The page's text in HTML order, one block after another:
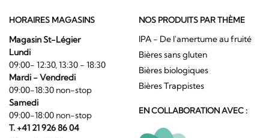
HORAIRES MAGASINS
Magasin St-Légier
Lundi
09:00- 12:30, 13:30 - 18:30
Mardi - Vendredi
09:00-18:30 non-stop
Samedi
09:00-18:00 non-stop
T. +41 21 926 86 04
NOS PRODUITS PAR THÈME
IPA - De l'amertume au fruité
Bières sans gluten
Bières biologiques
Bières Trappistes
EN COLLABORATION AVEC :